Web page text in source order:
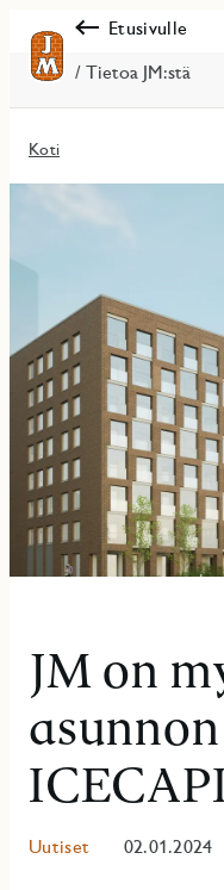
Etusivulle
/ Tietoa JM:stä
Koti
JM on
Uutiset 02.01.2024